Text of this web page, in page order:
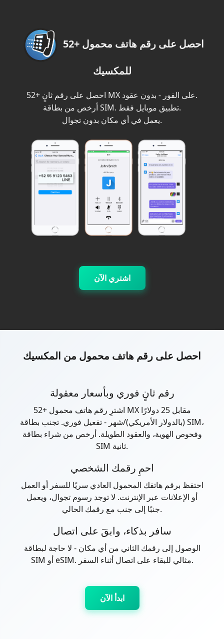
للمكسيك
احصل على رقم ثانٍ +52 MX على الفور - بدون عقود.
أرخص من بطاقة SIM. تطبيق موبايل فقط.
يعمل في أي مكان بدون تجوال.
اشتري الآن
احصل على رقم هاتف محمول من المكسيك
رقم ثانٍ فوري وبأسعار معقولة
اشترِ رقم هاتف محمول +52 MX مقابل 25 دولارًا
(بالدولار الأمريكي)/شهر - تفعيل فوري. تجنب بطاقة SIM،
وفحوص الهوية، والعقود الطويلة. أرخص من شراء بطاقة
SIM ثانية.
احمِ رقمك الشخصي
احتفظ برقم هاتفك المحمول العادي سريًا للسفر أو العمل
أو الإعلانات عبر الإنترنت. لا توجد رسوم تجوال، ويعمل
جنبًا إلى جنب مع رقمك الحالي.
سافر بذكاء، وابقَ على اتصال
الوصول إلى رقمك الثاني من أي مكان - لا حاجة لبطاقة
SIM أو eSIM. مثالي للبقاء على اتصال أثناء السفر.
ابدأ الآن